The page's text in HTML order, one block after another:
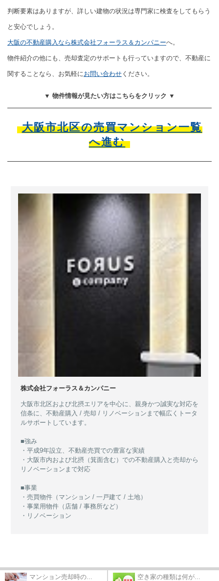
判断要素はありますが、詳しい建物の状況は専門家に検査をしてもらう
と安心でしょう。
大阪の不動産購入なら株式会社フォーラス＆カンパニーへ。
物件紹介の他にも、売却査定のサポートも行っていますので、不動産に
関することなら、お気軽にお問い合わせ ください。
▼ 物件情報が見たい方はこちらをクリック ▼
大阪市北区の売買マンション一覧
へ進む
株式会社フォーラス＆カンパニー
大阪市北区および北摂エリアを中心に、親身かつ誠実な対応を
信条に、不動産購入 / 売却 / リノベーションまで幅広くトータ
ルサポートしています。
■強み
・平成9年設立、不動産売買での豊富な実績
・大阪市内および北摂（箕面含む）での不動産購入と売却から
リノベーションまで対応
■事業
・売買物件（マンション / 一戸建て / 土地）
・事業用物件（店舗 / 事務所など）
・リノベーション
マンション売却時の... 空き家の種類は何が...